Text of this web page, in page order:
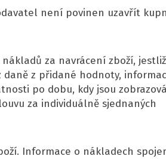
není povinen uzavřít
za navrácení zboží,
z přidané hodnoty,
po dobu, kdy jsou
za individuálně sjednaných
Informace o nákladech